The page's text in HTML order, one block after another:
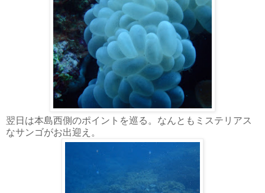
翌日は本島西側のポイントを巡る。なんともミステリアス
なサンゴがお出迎え。